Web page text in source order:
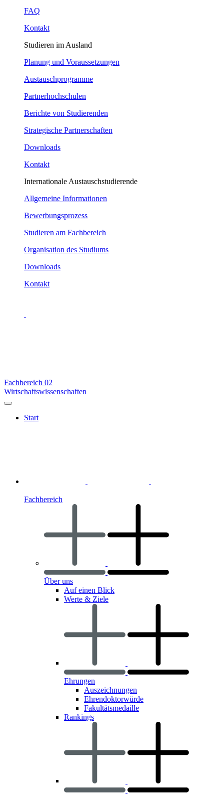
FAQ
Kontakt
Studieren im Ausland
Planung und Voraussetzungen
Austauschprogramme
Partnerhochschulen
Berichte von Studierenden
Strategische Partnerschaften
Downloads
Kontakt
Internationale Austauschstudierende
Allgemeine Informationen
Bewerbungsprozess
Studieren am Fachbereich
Organisation des Studiums
Downloads
Kontakt
Fachbereich 02
Wirtschaftswissenschaften
Start
Fachbereich
Über uns
Auf einen Blick
Werte & Ziele
Ehrungen
Auszeichnungen
Ehrendoktorwürde
Fakultätsmedaille
Rankings